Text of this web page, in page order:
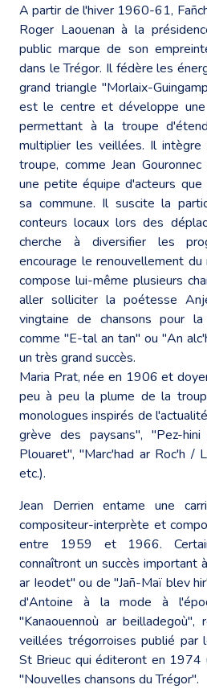
A partir de l'hiver 1960-61,
Roger Laouenan à la
public marque de son
dans le Trégor. Il fédère les
grand triangle "Morlaix-
est le centre et développe
permettant à la troupe
multiplier les veillées. Il intègre
troupe, comme Jean
une petite équipe d'acteurs que
sa commune. Il suscite la
conteurs locaux lors des
cherche à diversifier les
encourage le renouvellement
compose lui-même plusieurs
aller solliciter la poétesse
vingtaine de chansons pour
comme "E-tal an tan" ou "An
un très grand succès.
Maria Prat, née en 1906 et
peu à peu la plume de la
monologues inspirés de
grève des paysans", "Pez-
Plouaret", "Marc'had ar Roc'h /
etc.).
Jean Derrien entame une
compositeur-interprète et
entre 1959 et 1966.
connaîtront un succès important
ar Ieodet" ou de "Jañ-Maï blev
d'Antoine à la mode à
"Kanaouennoù ar beilladegoù",
veillées trégorroises publié par
St Brieuc qui éditeront en 1974
"Nouvelles chansons du Trégor".